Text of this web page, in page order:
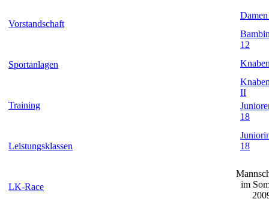
Vorstandschaft
Sportanlagen
Training
Leistungsklassen
LK-Race
12
II
18
18
im